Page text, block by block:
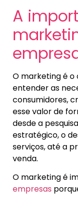
A
O marketing é o
entender as
consumidores,
esse valor de
desde a
estratégico, o
serviços, até a
venda.
O marketing é
empresas